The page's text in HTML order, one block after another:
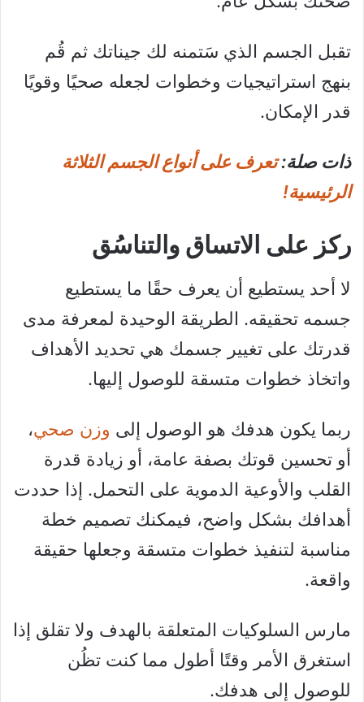
تقبل الجسم الذي سَتمنه لك جيناتك ثم قُم
بنهج استراتيجيات وخطوات لجعله صحيًا وقويًا
قدر الإمكان.
ذات صلة:تعرف على أنواع الجسم الثلاثة
الرئيسية!
ركز على الاتساق والتناسُق
لا أحد يستطيع أن يعرف حقًا ما يستطيع
جسمه تحقيقه. الطريقة الوحيدة لمعرفة مدى
قدرتك على تغيير جسمك هي تحديد الأهداف
واتخاذ خطوات متسقة للوصول إليها.
ربما يكون هدفك هو الوصول إلى وزن صحي،
أو تحسين قوتك بصفة عامة، أو زيادة قدرة
القلب والأوعية الدموية على التحمل. إذا حددت
أهدافك بشكل واضح، فيمكنك تصميم خطة
مناسبة لتنفيذ خطوات متسقة وجعلها حقيقة
واقعة.
مارس السلوكيات المتعلقة بالهدف ولا تقلق إذا
استغرق الأمر وقتًا أطول مما كنت تظُن
للوصول إلى هدفك.